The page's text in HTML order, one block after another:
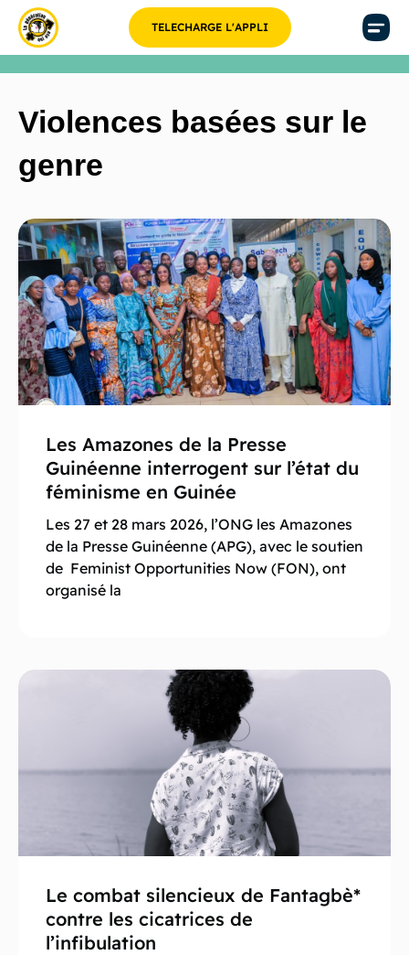
TELECHARGE L'APPLI
Violences basées sur le
genre
Les Amazones de la Presse
Guinéenne interrogent sur l’état du
féminisme en Guinée
Les 27 et 28 mars 2026, l’ONG les Amazones
de la Presse Guinéenne (APG), avec le soutien
de Feminist Opportunities Now (FON), ont
organisé la
Le combat silencieux de Fantagbè*
contre les cicatrices de
l’infibulation